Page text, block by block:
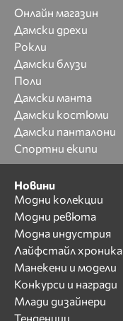
Онлайн магазин
Дамски дрехи
Рокли
Дамски блузи
Поли
Дамски манта
Дамски костюми
Дамски панталони
Спортни екипи
Новини
Модни колекции
Модни ревюта
Модна индустрия
Лайфстайл хроника
Манекени и модели
Конкурси и награди
Млади дизайнери
Тенденции